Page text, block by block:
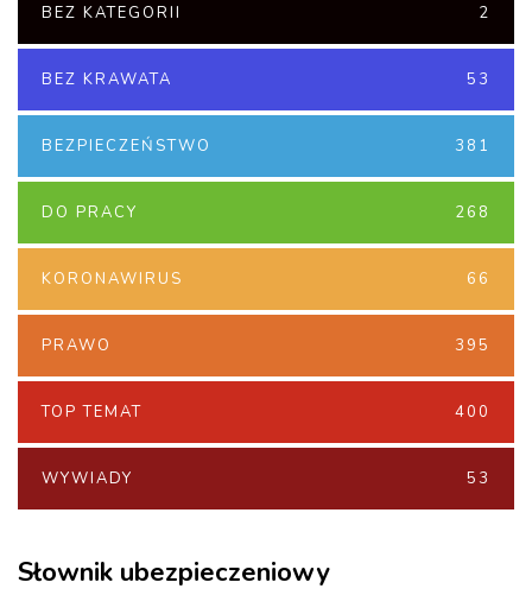
BEZ KATEGORII 2
BEZ KRAWATA 53
BEZPIECZEŃSTWO 381
DO PRACY 268
KORONAWIRUS 66
PRAWO 395
TOP TEMAT 400
WYWIADY 53
Słownik ubezpieczeniowy